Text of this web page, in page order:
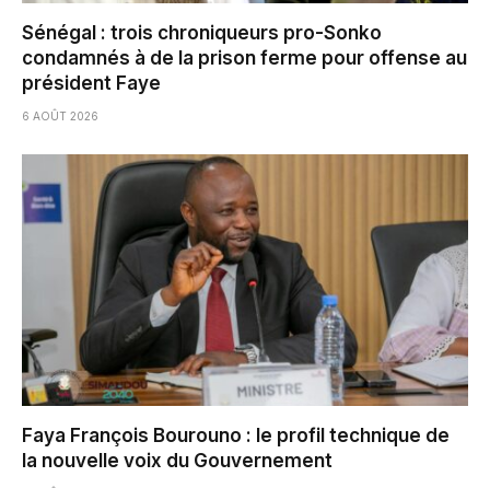
Sénégal : trois chroniqueurs pro-Sonko
condamnés à de la prison ferme pour offense au
président Faye
6 AOÛT 2026
Faya François Bourouno : le profil technique de
la nouvelle voix du Gouvernement